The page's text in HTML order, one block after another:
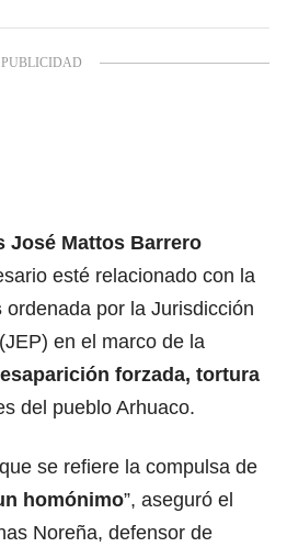
José Mattos Barrero
esté relacionado con la
ordenada por la Jurisdicción
en el marco de la
forzada, tortura
del pueblo Arhuaco.
que se refiere la compulsa de
homónimo”, aseguró el
Noreña, defensor de